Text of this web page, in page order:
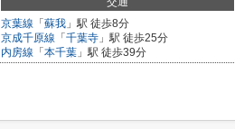
京葉線 「 蘇我 」駅 徒歩8分
京成千原線 「 千葉寺 」駅 徒歩25分
内房線 「 本千葉 」駅 徒歩39分